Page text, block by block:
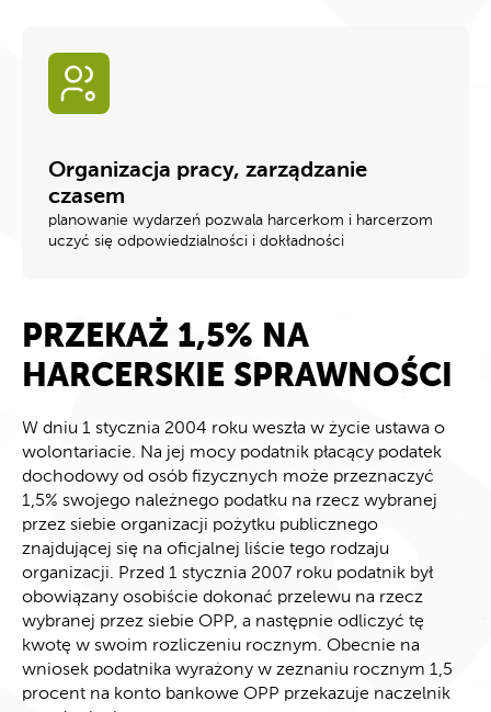
Organizacja pracy, zarządzanie
czasem
planowanie wydarzeń pozwala harcerkom i harcerzom
uczyć się odpowiedzialności i dokładności
PRZEKAŻ 1,5% NA
HARCERSKIE SPRAWNOŚCI
W dniu 1 stycznia 2004 roku weszła w życie ustawa o
wolontariacie. Na jej mocy podatnik płacący podatek
dochodowy od osób fizycznych może przeznaczyć
1,5% swojego należnego podatku na rzecz wybranej
przez siebie organizacji pożytku publicznego
znajdującej się na oficjalnej liście tego rodzaju
organizacji. Przed 1 stycznia 2007 roku podatnik był
obowiązany osobiście dokonać przelewu na rzecz
wybranej przez siebie OPP, a następnie odliczyć tę
kwotę w swoim rozliczeniu rocznym. Obecnie na
wniosek podatnika wyrażony w zeznaniu rocznym 1,5
procent na konto bankowe OPP przekazuje naczelnik